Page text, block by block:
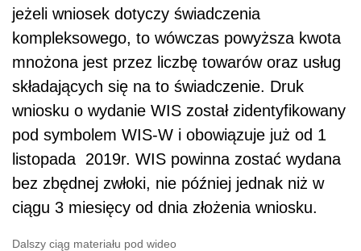
jeżeli wniosek dotyczy świadczenia
kompleksowego, to wówczas powyższa kwota
mnożona jest przez liczbę towarów oraz usług
składających się na to świadczenie. Druk
wniosku o wydanie WIS został zidentyfikowany
pod symbolem WIS-W i obowiązuje już od 1
listopada 2019r. WIS powinna zostać wydana
bez zbędnej zwłoki, nie później jednak niż w
ciągu 3 miesięcy od dnia złożenia wniosku.
Dalszy ciąg materiału pod wideo